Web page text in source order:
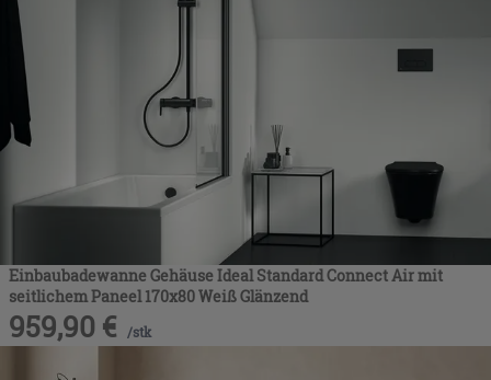
Einbaubadewanne Gehäuse Ideal Standard Connect Air mit
seitlichem Paneel 170x80 Weiß Glänzend
959,90 € /stk